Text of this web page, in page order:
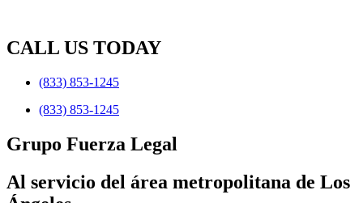
CALL US TODAY
(833) 853-1245
(833) 853-1245
Grupo Fuerza Legal
Al servicio del área metropolitana de Los